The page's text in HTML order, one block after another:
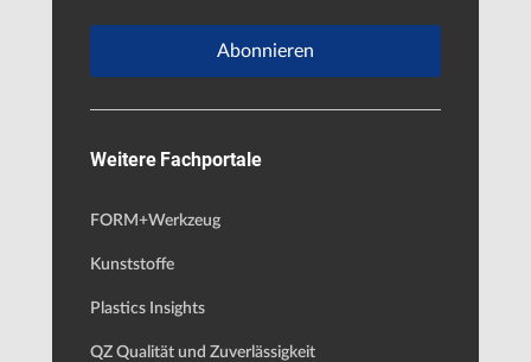
Abonnieren
Weitere Fachportale
FORM+Werkzeug
Kunststoffe
Plastics Insights
QZ Qualität und Zuverlässigkeit